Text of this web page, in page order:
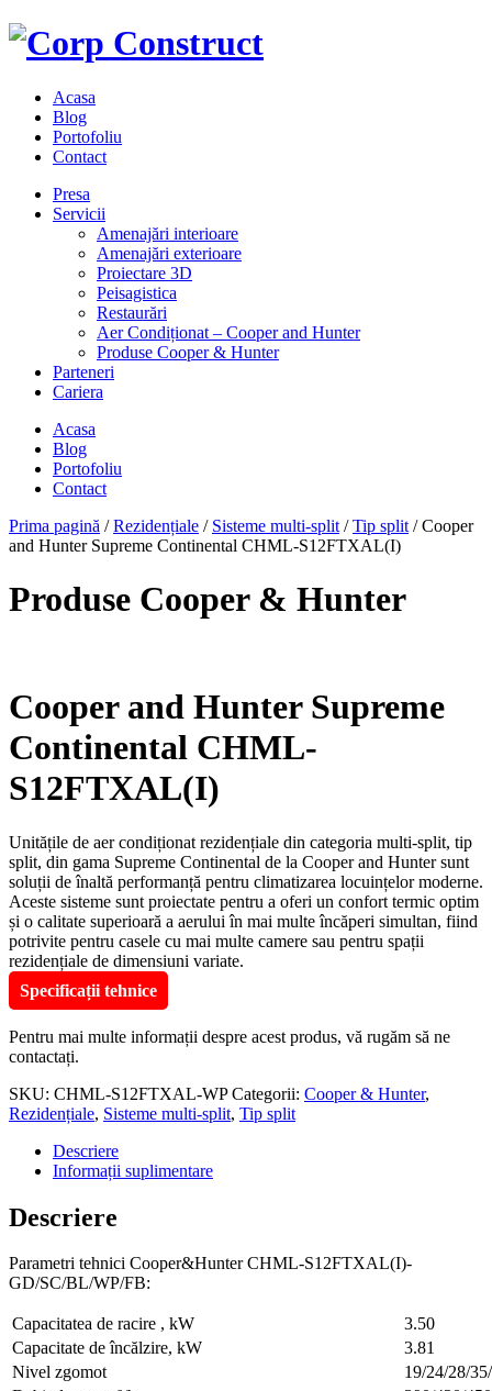
Acasa
Blog
Portofoliu
Contact
Presa
Servicii
Amenajări interioare
Amenajări exterioare
Proiectare 3D
Peisagistica
Restaurări
Aer Condiționat – Cooper and Hunter
Produse Cooper & Hunter
Parteneri
Cariera
Acasa
Blog
Portofoliu
Contact
Prima pagină /Rezidențiale / Sisteme multi-split /Tip split / Cooper
and Hunter Supreme Continental CHML-S12FTXAL(I)
Produse Cooper & Hunter
Cooper and Hunter Supreme
Continental CHML-
S12FTXAL(I)
Unitățile de aer condiționat rezidențiale din categoria multi-split, tip
split, din gama Supreme Continental de la Cooper and Hunter sunt
soluții de înaltă performanță pentru climatizarea locuințelor moderne.
Aceste sisteme sunt proiectate pentru a oferi un confort termic optim
și o calitate superioară a aerului în mai multe încăperi simultan, fiind
potrivite pentru casele cu mai multe camere sau pentru spații
rezidențiale de dimensiuni variate.
Specificații tehnice
Pentru mai multe informații despre acest produs, vă rugăm să ne
contactați.
SKU: CHML-S12FTXAL-WP Categorii: Cooper & Hunter,
Rezidențiale, Sisteme multi-split, Tip split
Descriere
Informații suplimentare
Descriere
Parametri tehnici Cooper&Hunter CHML-S12FTXAL(I)-
GD/SC/BL/WP/FB:
Capacitatea de racire , kW
3.50
Capacitate de încălzire, kW
3.81
Nivel zgomot
19/24/28/